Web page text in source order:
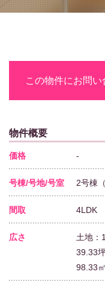
この物件にお問い
物件概要
価格 -
号棟/号地/号室 2号棟
間取 4LDK
広さ
土地：
39.33
98.33